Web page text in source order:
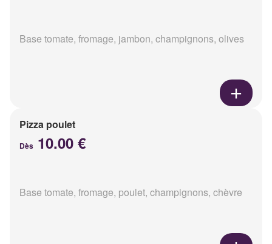
Base tomate, fromage, jambon, champignons, olives
Pizza poulet
Dès 10.00 €
Base tomate, fromage, poulet, champignons, chèvre